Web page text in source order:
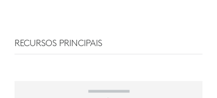
RECURSOS PRINCIPAIS